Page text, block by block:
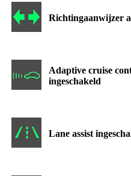
Richtingaanwijzer
Adaptive cruise
ingeschakeld
Lane assist